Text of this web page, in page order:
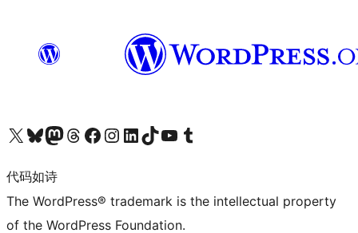
关注我们的 X（原 Twitter）账号访问我们的 Bluesky 账号关注我们的 Mastodon 账号访问我们的 Threads 账号 访问我们的 Facebook 公共主页关注我们的 Instagram 账号 关注我们的 LinkedIn 主页访问我们的 TikTok 账号访问我们的 YouTube 频道 访问我们的 Tumblr 账号
代码如诗
The WordPress® trademark is the intellectual property
of the WordPress Foundation.